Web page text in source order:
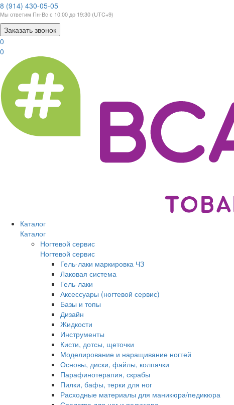
8 (914) 430-05-05
Мы ответим Пн-Вс с 10:00 до 19:30 (UTC+9)
Заказать звонок
0
0
Каталог
Каталог
Ногтевой сервис
Ногтевой сервис
Гель-лаки маркировка ЧЗ
Лаковая система
Гель-лаки
Аксессуары (ногтевой сервис)
Базы и топы
Дизайн
Жидкости
Инструменты
Кисти, дотсы, щеточки
Моделирование и наращивание ногтей
Основы, диски, файлы, колпачки
Парафинотерапия, скрабы
Пилки, бафы, терки для ног
Расходные материалы для маникюра/педикюра